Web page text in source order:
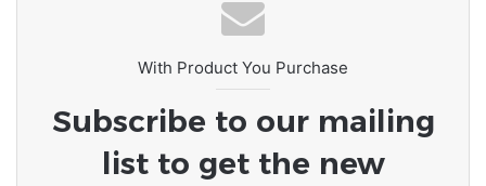
With Product You Purchase
Subscribe to our mailing
list to get the new